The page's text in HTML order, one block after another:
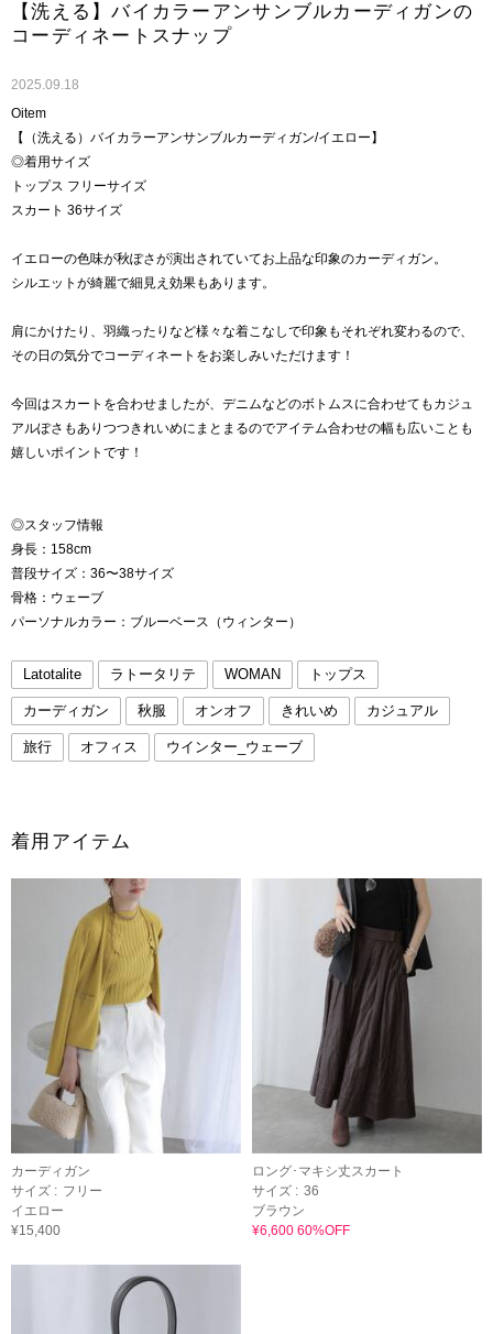
【洗える】バイカラーアンサンブルカーディガンの
コーディネートスナップ
2025.09.18
Oitem
【（洗える）バイカラーアンサンブルカーディガン/イエロー】
◎着用サイズ
トップス フリーサイズ
スカート 36サイズ
イエローの色味が秋ぽさが演出されていてお上品な印象のカーディガン。
シルエットが綺麗で細見え効果もあります。
肩にかけたり、羽織ったりなど様々な着こなしで印象もそれぞれ変わるので、
その日の気分でコーディネートをお楽しみいただけます！
今回はスカートを合わせましたが、デニムなどのボトムスに合わせてもカジュ
アルぽさもありつつきれいめにまとまるのでアイテム合わせの幅も広いことも
嬉しいポイントです！
◎スタッフ情報
身長：158cm
普段サイズ：36〜38サイズ
骨格：ウェーブ
パーソナルカラー：ブルーベース（ウィンター）
Latotalite ラトータリテ WOMAN トップス
カーディガン 秋服 オンオフ きれいめ カジュアル
旅行 オフィス ウインター_ウェーブ
着用アイテム
カーディガン
サイズ : フリー
イエロー
¥15,400
ロング･マキシ丈スカート
サイズ : 36
ブラウン
¥6,600 60%OFF